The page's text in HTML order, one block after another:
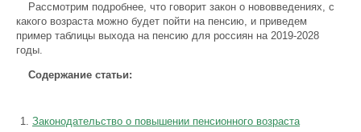
Рассмотрим подробнее, что говорит закон о нововведениях, с
какого возраста можно будет пойти на пенсию, и приведем
пример таблицы выхода на пенсию для россиян на 2019-2028
годы.
Содержание статьи:
Законодательство о повышении пенсионного возраста